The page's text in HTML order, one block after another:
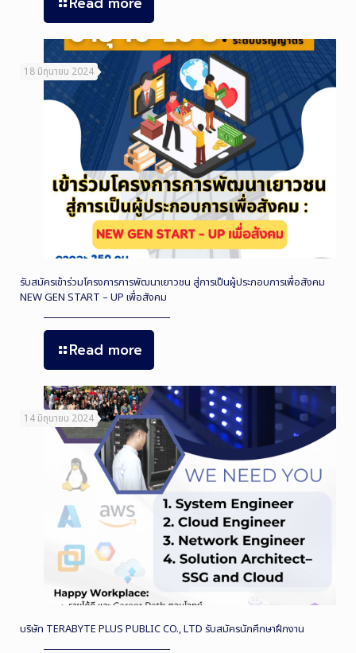
18 มิถุนายน 2024
รับสมัครเข้าร่วมโครงการการพัฒนาเยาวชน สู่การเป็นผู้ประกอบการเพื่อสังคม
NEW GEN START – UP เพื่อสังคม
Read more
14 มิถุนายน 2024
บริษัท TERABYTE PLUS PUBLIC CO., LTD รับสมัครนักศึกษาฝึกงาน